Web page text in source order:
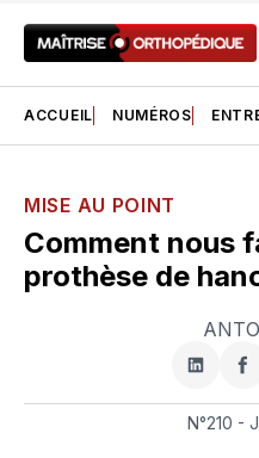
ACCUEIL NUMÉROS
MISE AU POINT
Comment nous
prothèse de
sur
N°210 -